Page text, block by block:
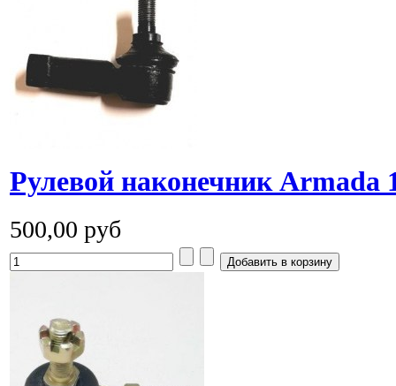
Рулевой наконечник Armada
500,00 руб